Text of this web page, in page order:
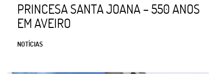
PRINCESA SANTA JOANA – 550 ANOS
EM AVEIRO
NOTÍCIAS